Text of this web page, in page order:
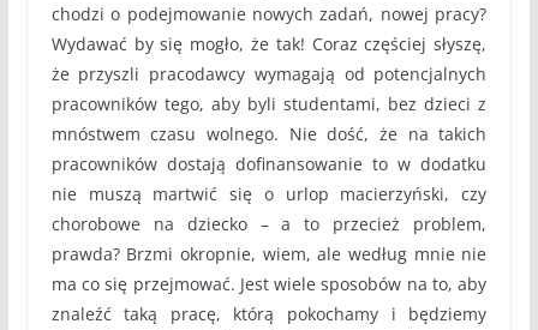
chodzi o podejmowanie nowych zadań, nowej pracy?
Wydawać by się mogło, że tak! Coraz częściej słyszę,
że przyszli pracodawcy wymagają od potencjalnych
pracowników tego, aby byli studentami, bez dzieci z
mnóstwem czasu wolnego. Nie dość, że na takich
pracowników dostają dofinansowanie to w dodatku
nie muszą martwić się o urlop macierzyński, czy
chorobowe na dziecko – a to przecież problem,
prawda? Brzmi okropnie, wiem, ale według mnie nie
ma co się przejmować. Jest wiele sposobów na to, aby
znaleźć taką pracę, którą pokochamy i będziemy